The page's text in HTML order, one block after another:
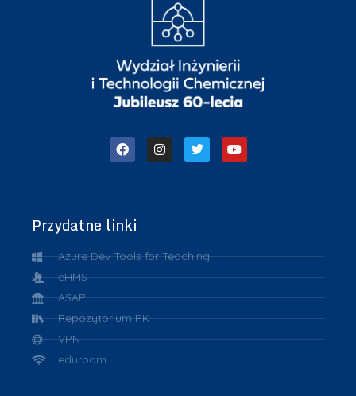
Przydatne linki
Azure Dev Tools for Teaching
eHMS
ASAP
Repozytorium PK
VPN
eduroam